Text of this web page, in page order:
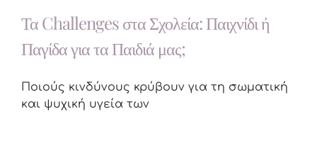
Τα Challenges στα Σχολεία: Παιχνίδι ή
Παγίδα για τα Παιδιά μας;
Ποιούς κινδύνους κρύβουν για τη σωματική
και ψυχική υγεία των